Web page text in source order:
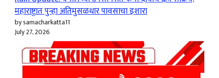
महाराष्ट्रात पुन्हा अतिमुसळधार पावसाचा इशारा
by samacharkatta11
July 27, 2026